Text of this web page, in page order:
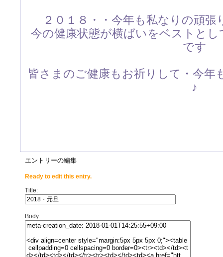
２０１８・・今年も私なりの頑
今の健康状態が横ばいをベストと
です
皆さまのご健康もお祈りして・今年
♪
エントリーの編集
Ready to edit this entry.
Title:
Body: